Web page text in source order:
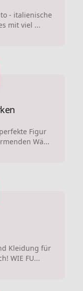
- italienische
mit viel ...
Figur
Wä...
Kleidung für
WIE FU...